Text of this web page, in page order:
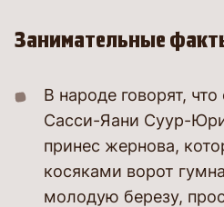
Занимательные
В народе говорят,
Сасси-Яани Суур-
принес жернова,
косяками ворот
молодую березу,